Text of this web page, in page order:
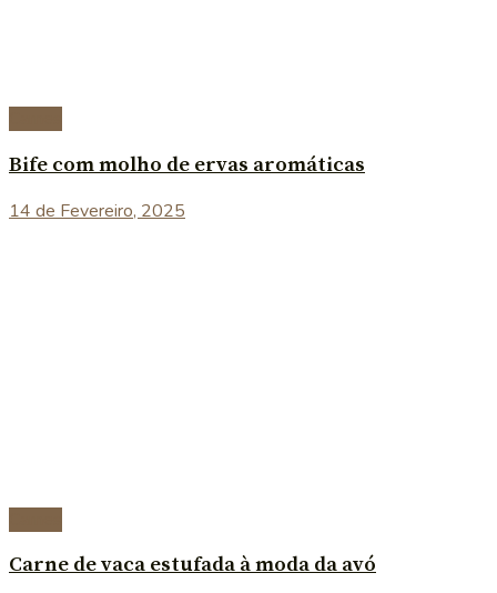
Bife com molho de ervas aromáticas
14 de Fevereiro, 2025
Carne de vaca estufada à moda da avó